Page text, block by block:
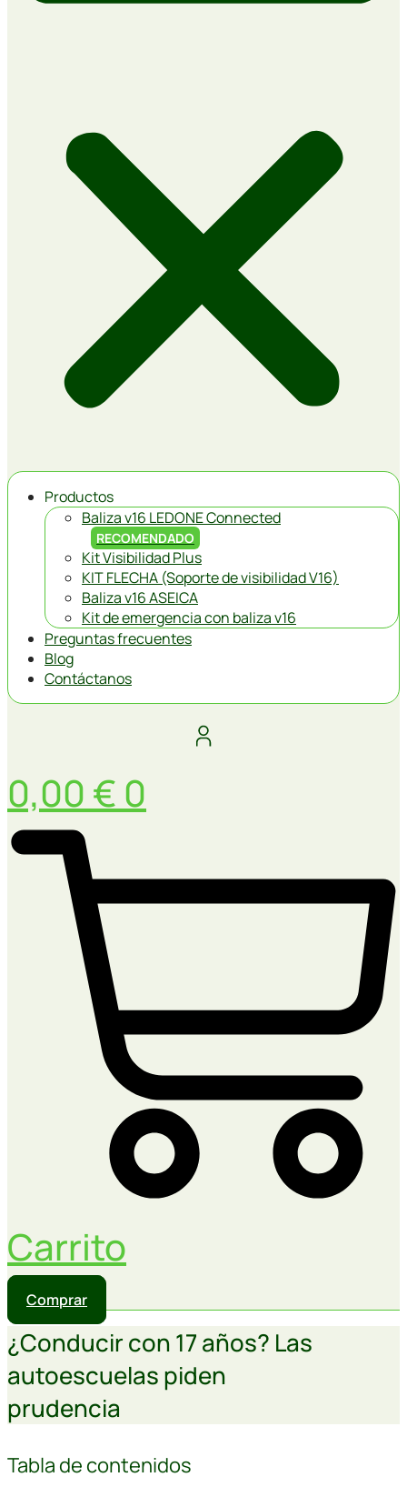
Productos
Baliza v16 LEDONE Connected
RECOMENDADO
Kit Visibilidad Plus
KIT FLECHA (Soporte de visibilidad V16)
Baliza v16 ASEICA
Kit de emergencia con baliza v16
Preguntas frecuentes
Blog
Contáctanos
0,00 € 0
Carrito
Comprar
¿Conducir con 17 años? Las
autoescuelas piden
prudencia
Tabla de contenidos